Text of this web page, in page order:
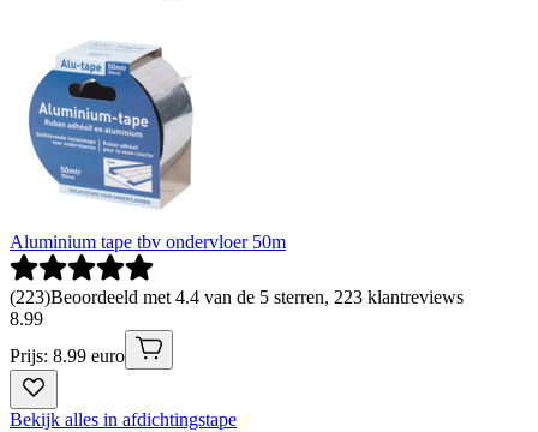
Aluminium tape tbv ondervloer 50m
(223)Beoordeeld met 4.4 van de 5 sterren, 223 klantreviews
8.99
Prijs: 8.99 euro
Bekijk alles in afdichtingstape